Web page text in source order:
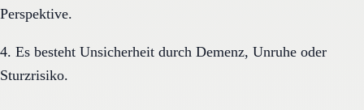
Perspektive.
4. Es besteht Unsicherheit durch Demenz, Unruhe oder
Sturzrisiko.